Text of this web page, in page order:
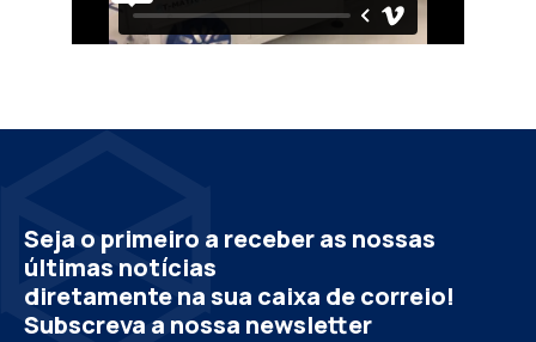
Seja o primeiro a receber as nossas
últimas notícias
diretamente na sua caixa de correio!
Subscreva a nossa newsletter